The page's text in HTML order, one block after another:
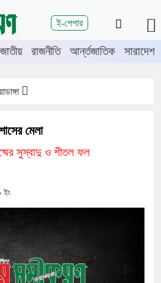
ই-পেপার
চুয়াডাঙ্গায় সওজের
জাতীয় রাজনীতি আর্ন্তজাতিক সারাদেশ
মেলা
সুস্বাদু ও শীতল ফল
ইং